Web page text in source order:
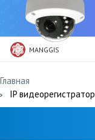
MANGGIS
Главная
IP